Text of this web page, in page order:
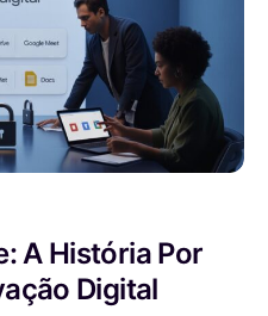
A História Por
Digital